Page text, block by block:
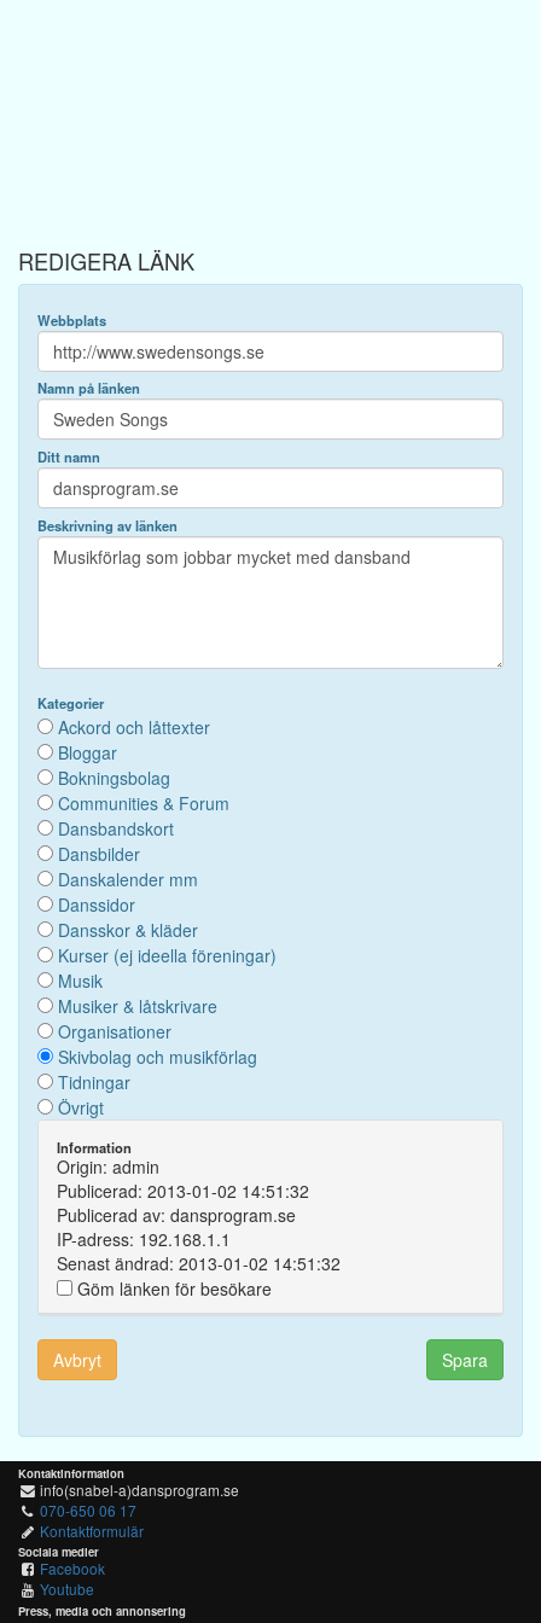
REDIGERA LÄNK
Webbplats
Namn på länken
Ditt namn
Beskrivning av länken
Kategorier
Ackord och låttexter
Bloggar
Bokningsbolag
Communities & Forum
Dansbandskort
Dansbilder
Danskalender mm
Danssidor
Dansskor & kläder
Kurser (ej ideella föreningar)
Musik
Musiker & låtskrivare
Organisationer
Skivbolag och musikförlag
Tidningar
Övrigt
Information
Origin: admin
Publicerad: 2013-01-02 14:51:32
Publicerad av: dansprogram.se
IP-adress: 192.168.1.1
Senast ändrad: 2013-01-02 14:51:32
Göm länken för besökare
Spara
Avbryt
Kontaktinformation
info(snabel-a)dansprogram.se
070-650 06 17
Kontaktformulär
Sociala medier
Facebook
Youtube
Press, media och annonsering